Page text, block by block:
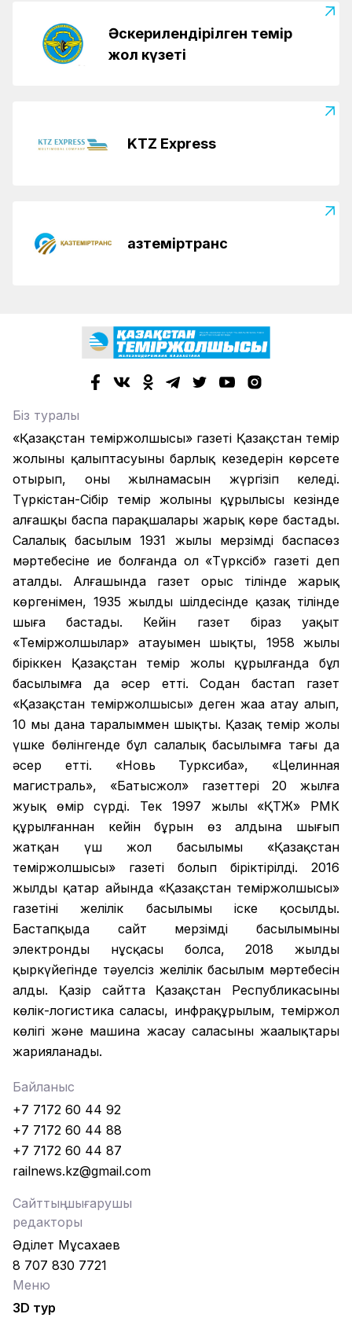
Әскерилендірілген темір
жол күзеті
KTZ Express
Қазтеміртранс
Біз туралы
«Қазақстан теміржолшысы» газеті Қазақстан темір
жолының қалыптасуының барлық кезеңдерін көрсете
отырып, оның жылнамасын жүргізіп келеді.
Түркістан-Сібір темір жолының құрылысы кезінде
алғашқы баспа парақшалары жарық көре бастады.
Салалық басылым 1931 жылы мерзімді баспасөз
мәртебесіне ие болғанда ол «Түрксіб» газеті деп
аталды. Алғашында газет орыс тілінде жарық
көргенімен, 1935 жылдың шілдесінде қазақ тілінде
шыға бастады. Кейін газет біраз уақыт
«Теміржолшылар» атауымен шықты, 1958 жылы
біріккен Қазақстан темір жолы құрылғанда бұл
басылымға да әсер етті. Содан бастап газет
«Қазақстан теміржолшысы» деген жаңа атау алып,
10 мың дана таралыммен шықты. Қазақ темір жолы
үшке бөлінгенде бұл салалық басылымға тағы да
әсер етті. «Новь Турксиба», «Целинная
магистраль», «Батысжол» газеттері 20 жылға
жуық өмір сүрді. Тек 1997 жылы «ҚТЖ» РМК
құрылғаннан кейін бұрын өз алдына шығып
жатқан үш жол басылымы «Қазақстан
теміржолшысы» газеті болып біріктірілді. 2016
жылдың қаңтар айында «Қазақстан теміржолшысы»
газетінің желілік басылымы іске қосылды.
Бастапқыда сайт мерзімді басылымының
электронды нұсқасы болса, 2018 жылдың
қыркүйегінде тәуелсіз желілік басылым мәртебесін
алды. Қазір сайтта Қазақстан Республикасының
көлік-логистика саласы, инфрақұрылым, теміржол
көлігі және машина жасау саласының жаңалықтары
жарияланады.
Байланыс
+7 7172 60 44 92
+7 7172 60 44 88
+7 7172 60 44 87
railnews.kz@gmail.com
Сайттың шығарушы
редакторы
Әділет Мұсахаев
8 707 830 7721
Меню
3D тур